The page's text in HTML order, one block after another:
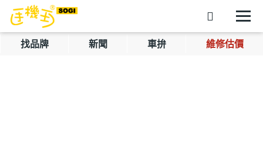
找品牌 新聞 車拚 維修估價